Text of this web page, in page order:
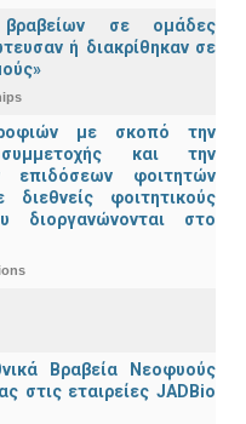
βραβείων σε ομάδες
ή διακρίθηκαν σε
με σκοπό την
και την
επιδόσεων φοιτητών
φοιτητικούς
διοργανώνονται στο
Βραβεία Νεοφυούς
στις εταιρείες JADBio